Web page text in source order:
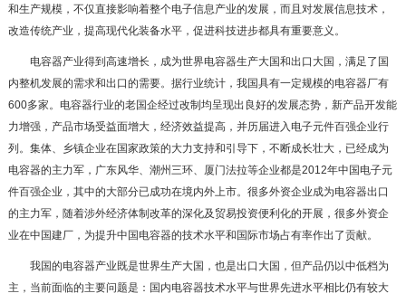
和生产规模，不仅直接影响着整个电子信息产业的发展，而且对发展信息技术，
改造传统产业，提高现代化装备水平，促进科技进步都具有重要意义。
电容器产业得到高速增长，成为世界电容器生产大国和出口大国，满足了国
内整机发展的需求和出口的需要。据行业统计，我国具有一定规模的电容器厂有
600多家。电容器行业的老国企经过改制均呈现出良好的发展态势，新产品开发能
力增强，产品市场受益面增大，经济效益提高，并历届进入电子元件百强企业行
列。集体、乡镇企业在国家政策的大力支持和引导下，不断成长壮大，已经成为
电容器的主力军，广东风华、潮州三环、厦门法拉等企业都是2012年中国电子元
件百强企业，其中的大部分已成功在境内外上市。很多外资企业成为电容器出口
的主力军，随着涉外经济体制改革的深化及贸易投资便利化的开展，很多外资企
业在中国建厂，为提升中国电容器的技术水平和国际市场占有率作出了贡献。
我国的电容器产业既是世界生产大国，也是出口大国，但产品仍以中低档为
主，当前面临的主要问题是：国内电容器技术水平与世界先进水平相比仍有较大